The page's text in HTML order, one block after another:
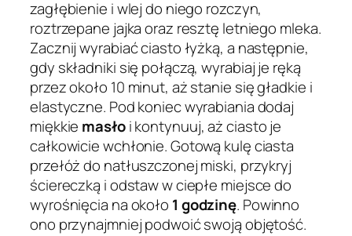
zagłębienie i wlej do niego rozczyn,
roztrzepane jajka oraz resztę letniego mleka.
Zacznij wyrabiać ciasto łyżką, a następnie,
gdy składniki się połączą, wyrabiaj je ręką
przez około 10 minut, aż stanie się gładkie i
elastyczne. Pod koniec wyrabiania dodaj
miękkie masłoi kontynuuj, aż ciasto je
całkowicie wchłonie. Gotową kulę ciasta
przełóż do natłuszczonej miski, przykryj
ściereczką i odstaw w ciepłe miejsce do
wyrośnięcia na około 1 godzinę. Powinno
ono przynajmniej podwoić swoją objętość.